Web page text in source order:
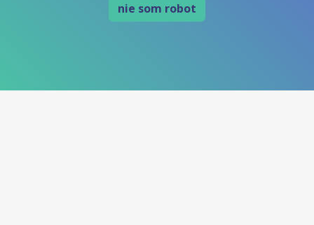
nie som robot